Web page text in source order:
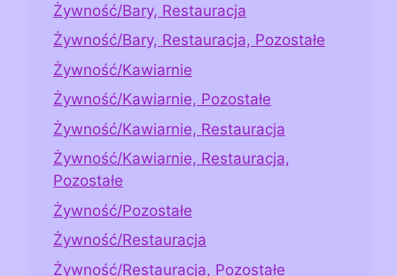
Żywność/Bary, Restauracja
Żywność/Bary, Restauracja, Pozostałe
Żywność/Kawiarnie
Żywność/Kawiarnie, Pozostałe
Żywność/Kawiarnie, Restauracja
Żywność/Kawiarnie, Restauracja,
Pozostałe
Żywność/Pozostałe
Żywność/Restauracja
Żywność/Restauracja, Pozostałe